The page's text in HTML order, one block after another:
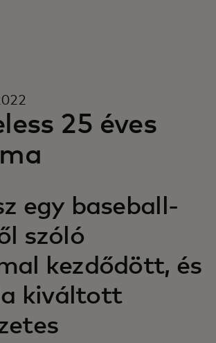
25 éves
egy baseball-
szóló
kezdődött, és
kiváltott